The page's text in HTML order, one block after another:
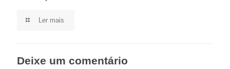
Ler mais
Deixe um comentário